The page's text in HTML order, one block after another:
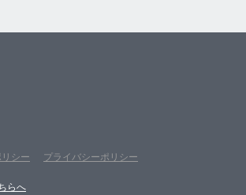
シー プライバシーポリシー
らへ